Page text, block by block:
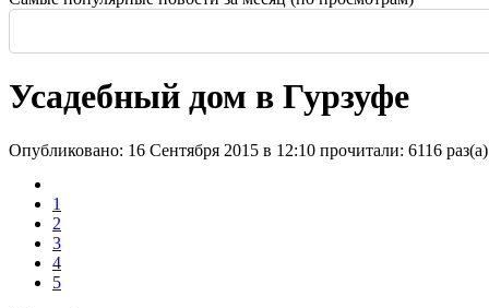
Усадебный дом в Гурзуфе
Опубликовано: 16 Сентября 2015 в 12:10 прочитали: 6116 раз(а)
1
2
3
4
5